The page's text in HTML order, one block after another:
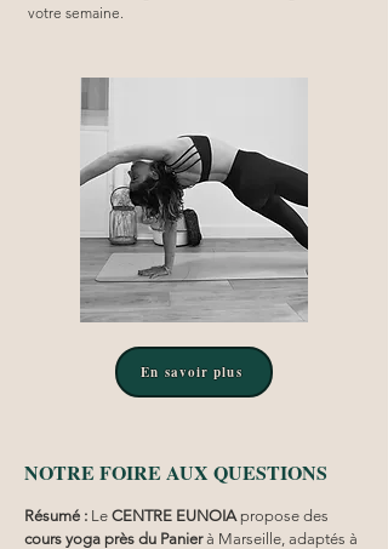
votre semaine.
En savoir plus
NOTRE FOIRE AUX QUESTIONS
Résumé : Le CENTRE EUNOIA propose des
cours yoga près du Panier à Marseille, adaptés à